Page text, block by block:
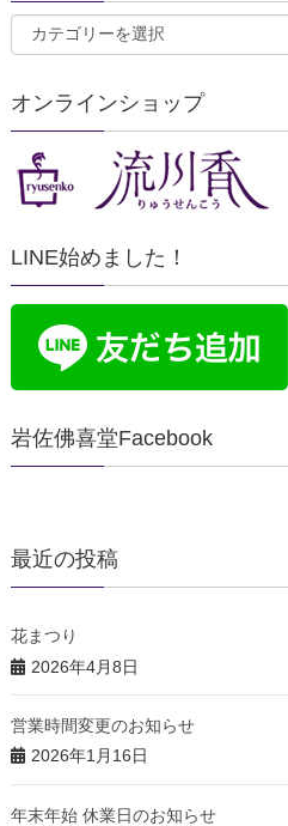
オンラインショップ
LINE始めました！
岩佐佛喜堂Facebook
最近の投稿
花まつり
2026年4月8日
営業時間変更のお知らせ
2026年1月16日
年末年始 休業日のお知らせ